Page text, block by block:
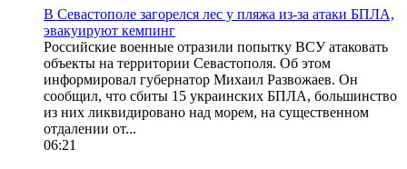
В Севастополе загорелся лес у пляжа из-за атаки БПЛА,
эвакуируют кемпинг
Российские военные отразили попытку ВСУ атаковать
объекты на территории Севастополя. Об этом
информировал губернатор Михаил Развожаев. Он
сообщил, что сбиты 15 украинских БПЛА, большинство
из них ликвидировано над морем, на существенном
отдалении от...
06:21